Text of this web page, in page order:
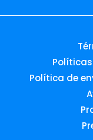
Política de